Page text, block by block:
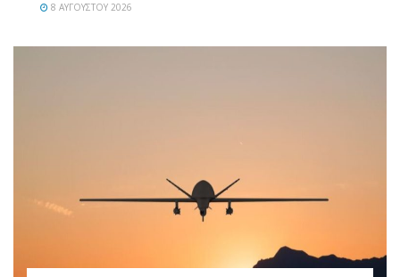
8 ΑΥΓΟΎΣΤΟΥ 2026